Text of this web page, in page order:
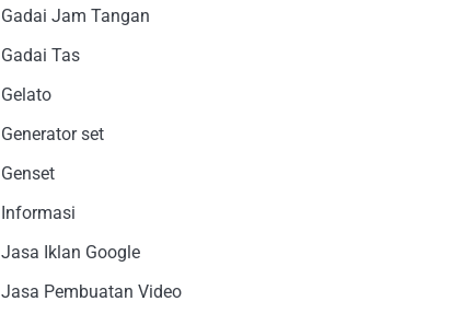
Gadai Jam Tangan
Gadai Tas
Gelato
Generator set
Genset
Informasi
Jasa Iklan Google
Jasa Pembuatan Video